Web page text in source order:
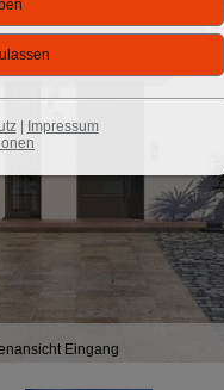
Eingang
|
Impressum